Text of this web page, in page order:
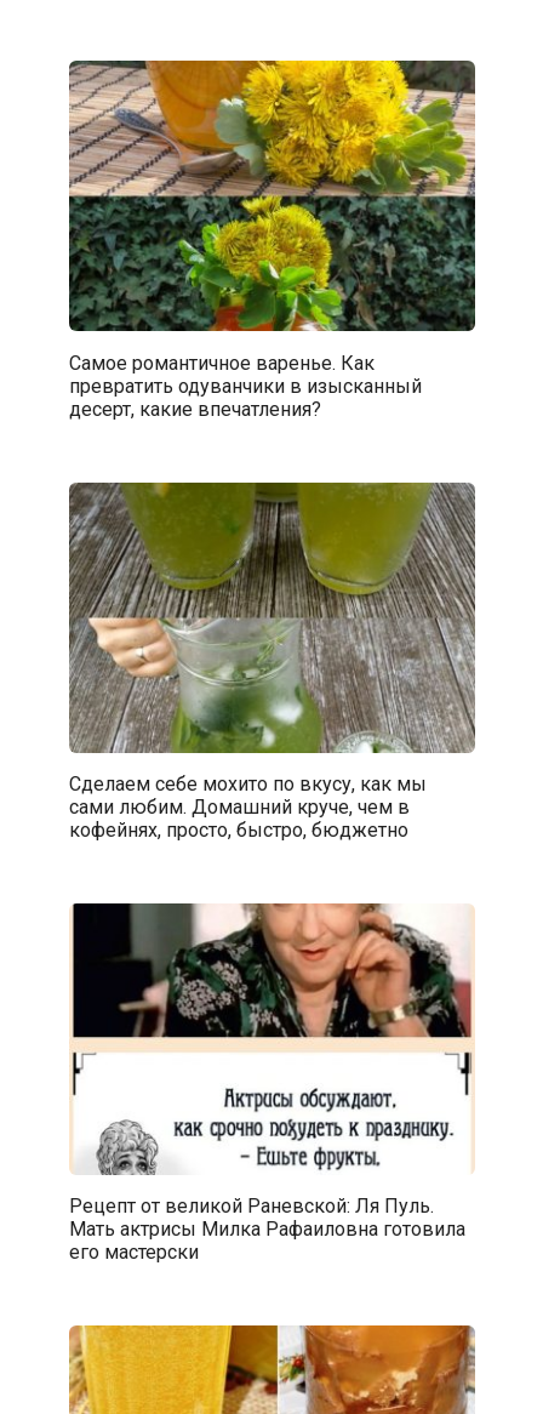
Самое романтичное варенье. Как
превратить одуванчики в изысканный
десерт, какие впечатления?
Сделаем себе мохито по вкусу, как мы
сами любим. Домашний круче, чем в
кофейнях, просто, быстро, бюджетно
Рецепт от великой Раневской: Ля Пуль.
Мать актрисы Милка Рафаиловна готовила
его мастерски